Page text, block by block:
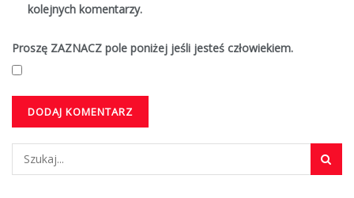
kolejnych komentarzy.
Proszę ZAZNACZ pole poniżej jeśli jesteś człowiekiem.